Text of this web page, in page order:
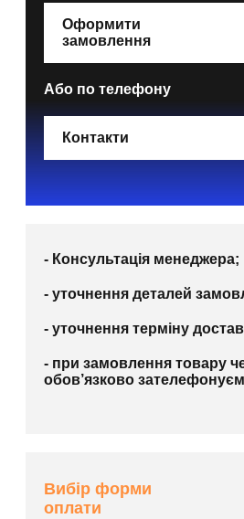
Оформити
замовлення
Або по телефону
Контакти
- Консультація менеджера;
- уточнення деталей
- уточнення терміну
- при замовлення товару
обов’язково
Вибір форми
оплати